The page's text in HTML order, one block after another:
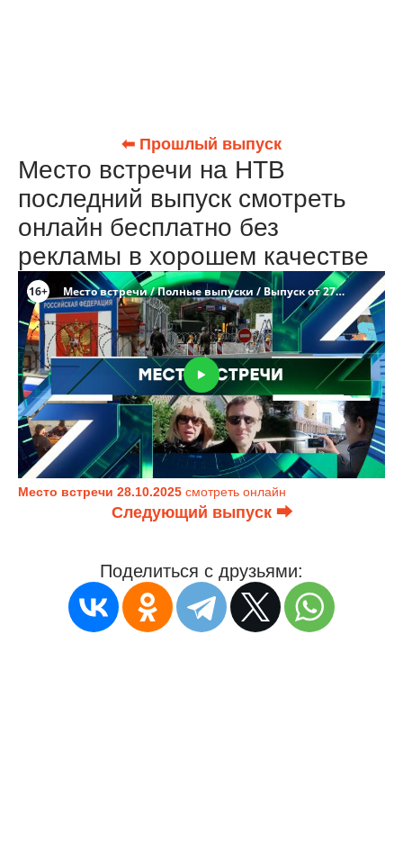
⬅ Прошлый выпуск
Место встречи на НТВ
последний выпуск смотреть
онлайн бесплатно без
рекламы в хорошем качестве
Место встречи 28.10.2025 смотреть онлайн
Следующий выпуск ⮕
Поделиться с друзьями: